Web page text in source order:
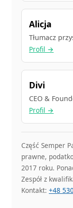
Alicja
Tłumacz
Profil →
Divi
CEO &
Profil →
Część Semper
prawne,
2017 roku.
Zespół z
Kontakt: +48